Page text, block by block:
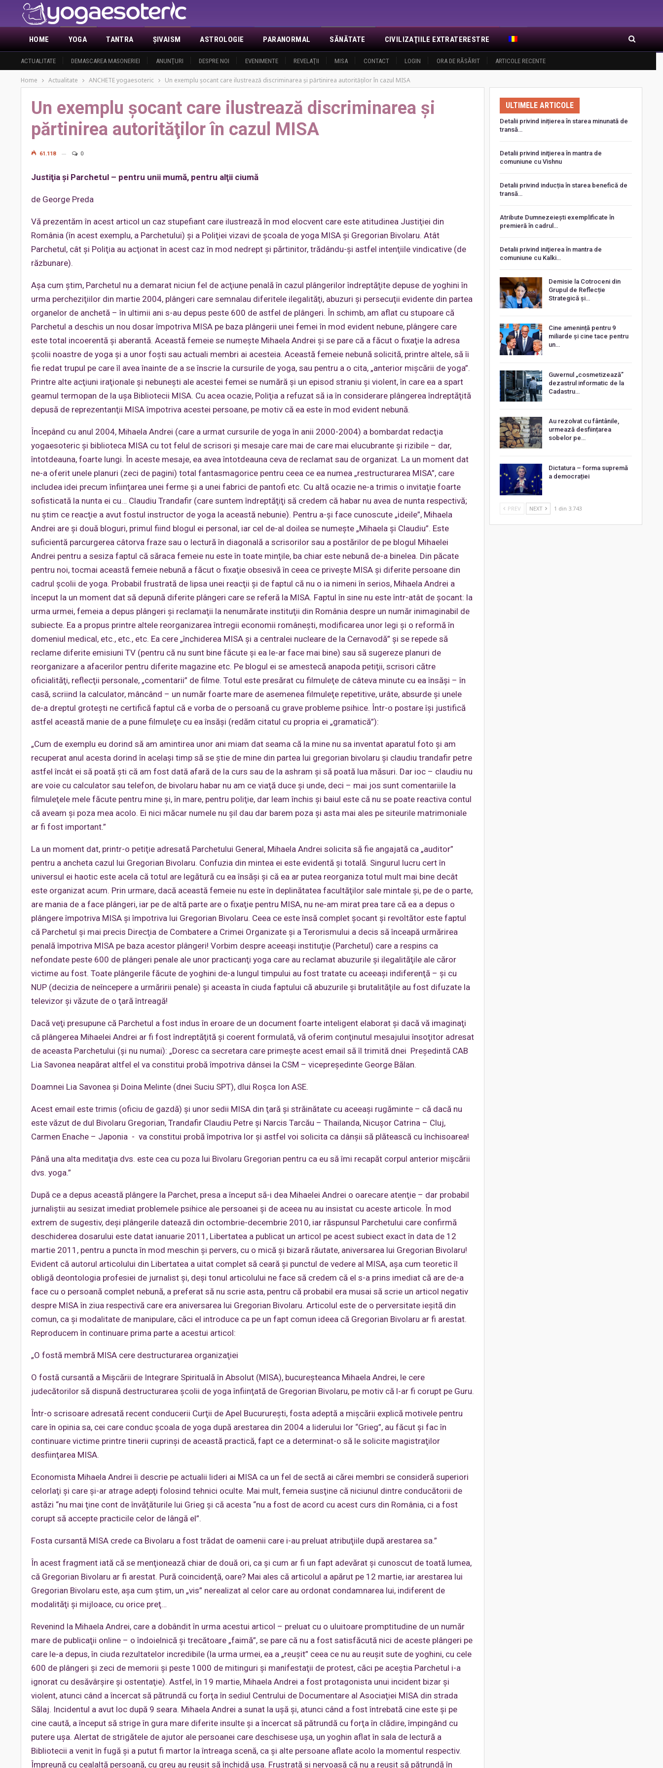
HOME
ACTUALITATE DEMASCAREA MASONERIEI ANUNŢURI DESPRE NOI EVENIMENTE REVELAŢII MISA CONTACT LOGIN ORA DE RĂSĂRIT ARTICOLE RECENTE
YOGA TANTRA ŞIVAISM ASTROLOGIE PARANORMAL SĂNĂTATE CIVILIZAŢIILE EXTRATERESTRE
Home Actualitate ANCHETE yogaesoteric Un exemplu şocant care ilustrează discriminarea şi părtinirea autorităţilor în cazul MISA
Un exemplu şocant care ilustrează discriminarea şi
părtinirea autorităţilor în cazul MISA
61.118 0
Justiţia şi Parchetul – pentru unii mumă, pentru alţii ciumă
de George Preda
Vă prezentăm în acest articol un caz stupefiant care ilustrează în mod elocvent care este atitudinea Justiţiei din
România (în acest exemplu, a Parchetului) şi a Poliţiei vizavi de şcoala de yoga MISA şi Gregorian Bivolaru. Atât
Parchetul, cât şi Poliţia au acţionat în acest caz în mod nedrept şi părtinitor, trădându-şi astfel intenţiile vindicative (de
răzbunare).
Aşa cum ştim, Parchetul nu a demarat niciun fel de acţiune penală în cazul plângerilor îndreptăţite depuse de yoghini în
urma percheziţiilor din martie 2004, plângeri care semnalau diferitele ilegalităţi, abuzuri şi persecuţii evidente din partea
organelor de anchetă – în ultimii ani s-au depus peste 600 de astfel de plângeri. În schimb, am aflat cu stupoare că
Parchetul a deschis un nou dosar împotriva MISA pe baza plângerii unei femei în mod evident nebune, plângere care
este total incoerentă şi aberantă. Această femeie se numeşte Mihaela Andrei şi se pare că a făcut o fixaţie la adresa
şcolii noastre de yoga şi a unor foşti sau actuali membri ai acesteia. Această femeie nebună solicită, printre altele, să îi
fie redat trupul pe care îl avea înainte de a se înscrie la cursurile de yoga, sau pentru a o cita, „anterior mişcării de yoga”.
Printre alte acţiuni iraţionale şi nebuneşti ale acestei femei se numără şi un episod straniu şi violent, în care ea a spart
geamul termopan de la uşa Bibliotecii MISA. Cu acea ocazie, Poliţia a refuzat să ia în considerare plângerea îndreptăţită
depusă de reprezentanţii MISA împotriva acestei persoane, pe motiv că ea este în mod evident nebună.
Începând cu anul 2004, Mihaela Andrei (care a urmat cursurile de yoga în anii 2000-2004) a bombardat redacţia
yogaesoteric şi biblioteca MISA cu tot felul de scrisori şi mesaje care mai de care mai elucubrante şi rizibile – dar,
întotdeauna, foarte lungi. În aceste mesaje, ea avea întotdeauna ceva de reclamat sau de organizat. La un moment dat
ne-a oferit unele planuri (zeci de pagini) total fantasmagorice pentru ceea ce ea numea „restructurarea MISA”, care
includea idei precum înfiinţarea unei ferme şi a unei fabrici de pantofi etc. Cu altă ocazie ne-a trimis o invitaţie foarte
sofisticată la nunta ei cu… Claudiu Trandafir (care suntem îndreptăţiţi să credem că habar nu avea de nunta respectivă;
nu ştim ce reacţie a avut fostul instructor de yoga la această nebunie). Pentru a-şi face cunoscute „ideile”, Mihaela
Andrei are şi două bloguri, primul fiind blogul ei personal, iar cel de-al doilea se numeşte „Mihaela şi Claudiu”. Este
suficientă parcurgerea câtorva fraze sau o lectură în diagonală a scrisorilor sau a postărilor de pe blogul Mihaelei
Andrei pentru a sesiza faptul că săraca femeie nu este în toate minţile, ba chiar este nebună de-a binelea. Din păcate
pentru noi, tocmai această femeie nebună a făcut o fixaţie obsesivă în ceea ce priveşte MISA şi diferite persoane din
cadrul şcolii de yoga. Probabil frustrată de lipsa unei reacţii şi de faptul că nu o ia nimeni în serios, Mihaela Andrei a
început la un moment dat să depună diferite plângeri care se referă la MISA. Faptul în sine nu este într-atât de şocant: la
urma urmei, femeia a depus plângeri şi reclamaţii la nenumărate instituţii din România despre un număr inimaginabil de
subiecte. Ea a propus printre altele reorganizarea întregii economii româneşti, modificarea unor legi şi o reformă în
domeniul medical, etc., etc., etc. Ea cere „închiderea MISA şi a centralei nucleare de la Cernavodă” şi se repede să
reclame diferite emisiuni TV (pentru că nu sunt bine făcute şi ea le-ar face mai bine) sau să sugereze planuri de
reorganizare a afacerilor pentru diferite magazine etc. Pe blogul ei se amestecă anapoda petiţii, scrisori către
oficialităţi, reflecţii personale, „comentarii” de filme. Totul este presărat cu filmuleţe de câteva minute cu ea însăşi – în
casă, scriind la calculator, mâncând – un număr foarte mare de asemenea filmuleţe repetitive, urâte, absurde şi unele
de-a dreptul groteşti ne certifică faptul că e vorba de o persoană cu grave probleme psihice. Într-o postare îşi justifică
astfel această manie de a pune filmuleţe cu ea însăşi (redăm citatul cu propria ei „gramatică”):
„Cum de exemplu eu dorind să am amintirea unor ani miam dat seama că la mine nu sa inventat aparatul foto şi am
recuperat anul acesta dorind în acelaşi timp să se ştie de mine din partea lui gregorian bivolaru şi claudiu trandafir petre
astfel încât ei să poată şti că am fost dată afară de la curs sau de la ashram şi să poată lua măsuri. Dar ioc – claudiu nu
are voie cu calculator sau telefon, de bivolaru habar nu am ce viaţă duce şi unde, deci – mai jos sunt comentariile la
filmuleţele mele făcute pentru mine şi, în mare, pentru poliţie, dar leam închis şi baiul este că nu se poate reactiva contul
că aveam şi poza mea acolo. Ei nici măcar numele nu şil dau dar barem poza şi asta mai ales pe siteurile matrimoniale
ar fi fost important.”
La un moment dat, printr-o petiţie adresată Parchetului General, Mihaela Andrei solicita să fie angajată ca „auditor”
pentru a ancheta cazul lui Gregorian Bivolaru. Confuzia din mintea ei este evidentă şi totală. Singurul lucru cert în
universul ei haotic este acela că totul are legătură cu ea însăşi şi că ea ar putea reorganiza totul mult mai bine decât
este organizat acum. Prin urmare, dacă această femeie nu este în deplinătatea facultăţilor sale mintale şi, pe de o parte,
are mania de a face plângeri, iar pe de altă parte are o fixaţie pentru MISA, nu ne-am mirat prea tare că ea a depus o
plângere împotriva MISA şi împotriva lui Gregorian Bivolaru. Ceea ce este însă complet şocant şi revoltător este faptul
că Parchetul şi mai precis Direcţia de Combatere a Crimei Organizate şi a Terorismului a decis să înceapă urmărirea
penală împotriva MISA pe baza acestor plângeri! Vorbim despre aceeaşi instituţie (Parchetul) care a respins ca
nefondate peste 600 de plângeri penale ale unor practicanţi yoga care au reclamat abuzurile şi ilegalităţile ale căror
victime au fost. Toate plângerile făcute de yoghini de-a lungul timpului au fost tratate cu aceeaşi indiferenţă – şi cu
NUP (decizia de neîncepere a urmăririi penale) şi aceasta în ciuda faptului că abuzurile şi brutalităţile au fost difuzate la
televizor şi văzute de o ţară întreagă!
Dacă veţi presupune că Parchetul a fost indus în eroare de un document foarte inteligent elaborat şi dacă vă imaginaţi
că plângerea Mihaelei Andrei ar fi fost îndreptăţită şi coerent formulată, vă oferim conţinutul mesajului însoţitor adresat
de aceasta Parchetului (şi nu numai): „Doresc ca secretara care primeşte acest email să îl trimită dnei Preşedintă CAB
Lia Savonea neapărat altfel el va constitui probă împotriva dânsei la CSM – vicepreşedinte George Bălan.
Doamnei Lia Savonea şi Doina Melinte (dnei Suciu SPT), dlui Roşca Ion ASE.
Acest email este trimis (oficiu de gazdă) şi unor sedii MISA din ţară şi străinătate cu aceeaşi rugăminte – că dacă nu
este văzut de dul Bivolaru Gregorian, Trandafir Claudiu Petre şi Narcis Tarcău – Thailanda, Nicuşor Catrina – Cluj,
Carmen Enache – Japonia - va constitui probă împotriva lor şi astfel voi solicita ca dânşii să plătească cu închisoarea!
Până una alta meditaţia dvs. este cea cu poza lui Bivolaru Gregorian pentru ca eu să îmi recapăt corpul anterior mişcării
dvs. yoga.”
După ce a depus această plângere la Parchet, presa a început să-i dea Mihaelei Andrei o oarecare atenţie – dar probabil
jurnaliştii au sesizat imediat problemele psihice ale persoanei şi de aceea nu au insistat cu aceste articole. În mod
extrem de sugestiv, deşi plângerile datează din octombrie-decembrie 2010, iar răspunsul Parchetului care confirmă
deschiderea dosarului este datat ianuarie 2011, Libertatea a publicat un articol pe acest subiect exact în data de 12
martie 2011, pentru a puncta în mod meschin şi pervers, cu o mică şi bizară răutate, aniversarea lui Gregorian Bivolaru!
Evident că autorul articolului din Libertatea a uitat complet să ceară şi punctul de vedere al MISA, aşa cum teoretic îl
obligă deontologia profesiei de jurnalist şi, deşi tonul articolului ne face să credem că el s-a prins imediat că are de-a
face cu o persoană complet nebună, a preferat să nu scrie asta, pentru că probabil era musai să scrie un articol negativ
despre MISA în ziua respectivă care era aniversarea lui Gregorian Bivolaru. Articolul este de o perversitate ieşită din
comun, ca şi modalitate de manipulare, căci el introduce ca pe un fapt comun ideea că Gregorian Bivolaru ar fi arestat.
Reproducem în continuare prima parte a acestui articol:
„O fostă membră MISA cere destructurarea organizaţiei
O fostă cursantă a Mişcării de Integrare Spirituală în Absolut (MISA), bucureşteanca Mihaela Andrei, le cere
judecătorilor să dispună destructurarea şcolii de yoga înfiinţată de Gregorian Bivolaru, pe motiv că l-ar fi corupt pe Guru.
Într-o scrisoare adresată recent conducerii Curţii de Apel Bucurureşti, fosta adeptă a mişcării explică motivele pentru
care în opinia sa, cei care conduc şcoala de yoga după arestarea din 2004 a liderului lor “Grieg”, au făcut şi fac în
continuare victime printre tinerii cuprinşi de această practică, fapt ce a determinat-o să le solicite magistraţilor
desfiinţarea MISA.
Economista Mihaela Andrei îi descrie pe actualii lideri ai MISA ca un fel de sectă ai cărei membri se consideră superiori
celorlaţi şi care şi-ar atrage adepţi folosind tehnici oculte. Mai mult, femeia susţine că niciunul dintre conducătorii de
astăzi “nu mai ţine cont de învăţăturile lui Grieg şi că acesta “nu a fost de acord cu acest curs din România, ci a fost
corupt să accepte practicile celor de lângă el”.
Fosta cursantă MISA crede ca Bivolaru a fost trădat de oamenii care i-au preluat atribuţiile după arestarea sa.”
În acest fragment iată că se menţionează chiar de două ori, ca şi cum ar fi un fapt adevărat şi cunoscut de toată lumea,
că Gregorian Bivolaru ar fi arestat. Pură coincidenţă, oare? Mai ales că articolul a apărut pe 12 martie, iar arestarea lui
Gregorian Bivolaru este, aşa cum ştim, un „vis” nerealizat al celor care au ordonat condamnarea lui, indiferent de
modalităţi şi mijloace, cu orice preţ…
Revenind la Mihaela Andrei, care a dobândit în urma acestui articol – preluat cu o uluitoare promptitudine de un număr
mare de publicaţii online – o îndoielnică şi trecătoare „faimă”, se pare că nu a fost satisfăcută nici de aceste plângeri pe
care le-a depus, în ciuda rezultatelor incredibile (la urma urmei, ea a „reuşit” ceea ce nu au reuşit sute de yoghini, cu cele
600 de plângeri şi zeci de memorii şi peste 1000 de mitinguri şi manifestaţii de protest, căci pe aceştia Parchetul i-a
ignorat cu desăvârşire şi ostentaţie). Astfel, în 19 martie, Mihaela Andrei a fost protagonista unui incident bizar şi
violent, atunci când a încercat să pătrundă cu forţa în sediul Centrului de Documentare al Asociaţiei MISA din strada
Sălaj. Incidentul a avut loc după 9 seara. Mihaela Andrei a sunat la uşă şi, atunci când a fost întrebată cine este şi pe
cine caută, a început să strige în gura mare diferite insulte şi a încercat să pătrundă cu forţa în clădire, împingând cu
putere uşa. Alertat de strigătele de ajutor ale persoanei care deschisese uşa, un yoghin aflat în sala de lectură a
Bibliotecii a venit în fugă şi a putut fi martor la întreaga scenă, ca şi alte persoane aflate acolo la momentul respectiv.
Împreună cu cealaltă persoană, cu greu au reuşit să închidă uşa. Frustrată şi nervoasă că nu a reuşit să pătrundă în
ULTIMELE ARTICOLE
Detalii privind inițierea în starea minunată de
transă…
Detalii privind iniţierea în mantra de
comuniune cu Vishnu
Detalii privind inducția în starea benefică de
transă…
Atribute Dumnezeiești exemplificate în
premieră în cadrul…
Detalii privind iniţierea în mantra de
comuniune cu Kalki…
Demisie la Cotroceni din
Grupul de Reflecție
Strategică și…
Cine amenință pentru 9
miliarde și cine tace pentru
un…
Guvernul „cosmetizează”
dezastrul informatic de la
Cadastru…
Au rezolvat cu fântânile,
urmează desființarea
sobelor pe…
Dictatura – forma supremă
a democrației
PREV NEXT 1 din 3.743